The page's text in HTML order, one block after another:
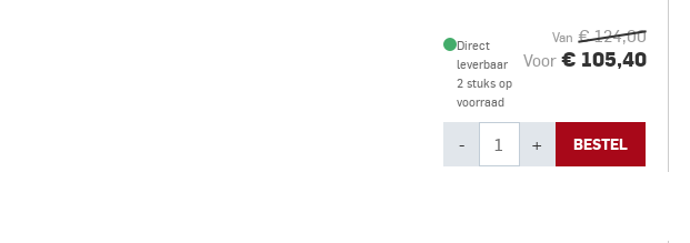
Direct
leverbaar
2 stuks op
voorraad
Van € 124,00
Voor€ 105,40
- + BESTEL